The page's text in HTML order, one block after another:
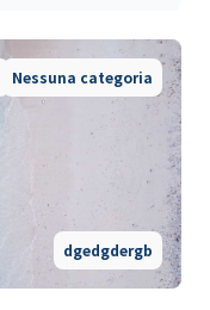
Nessuna categoria
dgedgdergb